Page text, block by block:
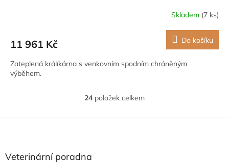
Skladem (7 ks)
11 961 Kč Do košíku
Zateplená králíkárna s venkovním spodním chráněným
výběhem.
O
l
24položek celkem
Z
aVeterinární poradna